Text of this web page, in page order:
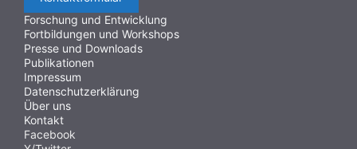
Forschung und Entwicklung
Fortbildungen und Workshops
Presse und Downloads
Publikationen
Impressum
Datenschutzerklärung
Über uns
Kontakt
Facebook